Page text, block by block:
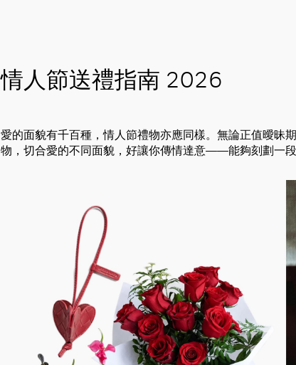
情人節送禮指南 2026
愛的面貌有千百種，情人節禮物亦應同樣。無論正值曖昧
物，切合愛的不同面貌，好讓你傳情達意——能夠刻劃一段